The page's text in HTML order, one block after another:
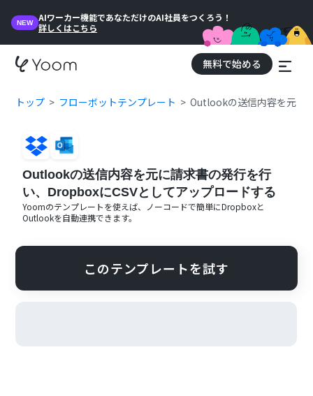
NEW
AIワーカー機能であなただけのAI社員をつくろう！
詳しくはこちら
無料で始める
トップ フローボットテンプレート Outlookの送信内容を元に
Outlookの送信内容を元に請求書の発行を行
い、DropboxにCSVとしてアップロードする
Yoomのテンプレートを使えば、ノーコードで簡単にDropboxと
Outlookを自動連携できます。
このテンプレートを試す